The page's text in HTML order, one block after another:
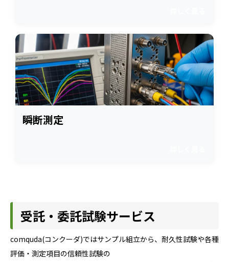
瞬断測定
受託・委託試験サービス
comquda(コンクーダ)ではサンプル組立から、耐久性試験や各種
評価・測定項目の信頼性試験の